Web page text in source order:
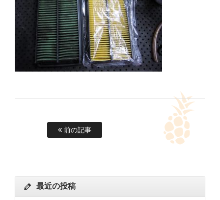
前の記事
最近の投稿